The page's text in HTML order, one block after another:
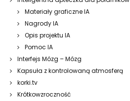
Materiały graficzne IA
Nagrody IA
Opis projektu IA
Pomoc IA
Interfejs Mózg – Mózg
Kapsuła z kontrolowaną atmosferą
korki.tv
Krótkowzroczność